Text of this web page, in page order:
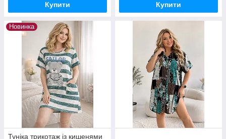
Купити Купити
Новинка
Туніка трикотаж із кишенями